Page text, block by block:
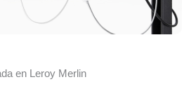
en Leroy Merlin